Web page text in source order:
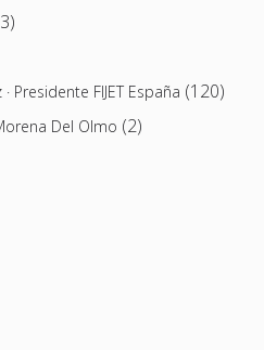
Presidente FIJET España (120)
Del Olmo (2)